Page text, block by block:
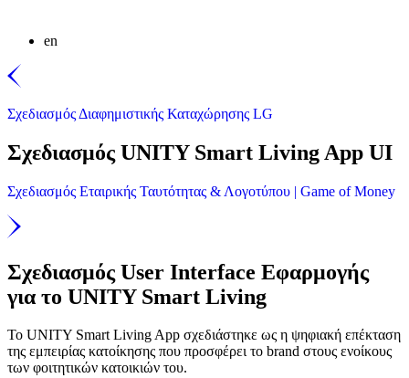
en
Σχεδιασμός Διαφημιστικής Καταχώρησης LG
Σχεδιασμός UNITY Smart Living App UI
Σχεδιασμός Εταιρικής Ταυτότητας & Λογοτύπου | Game of Money
Σχεδιασμός User Interface Εφαρμογής
για το UNITY Smart Living
Το UNITY Smart Living App σχεδιάστηκε ως η ψηφιακή επέκταση
της εμπειρίας κατοίκησης που προσφέρει το brand στους ενοίκους
των φοιτητικών κατοικιών του.